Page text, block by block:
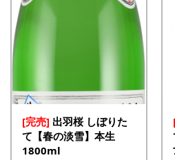
[完売] 出羽桜 しぼりた
て【春の淡雪】本生
1800ml